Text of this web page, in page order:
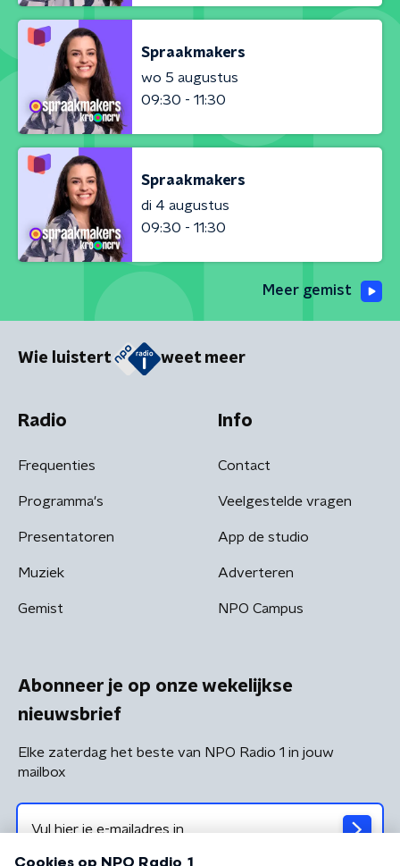
Spraakmakers
wo 5 augustus
09:30 - 11:30
Spraakmakers
di 4 augustus
09:30 - 11:30
Meer gemist
Wie luistert weet meer
Radio
Frequenties
Programma's
Presentatoren
Muziek
Gemist
Info
Contact
Veelgestelde vragen
App de studio
Adverteren
NPO Campus
Abonneer je op onze wekelijkse
nieuwsbrief
Elke zaterdag het beste van NPO Radio 1 in jouw
mailbox